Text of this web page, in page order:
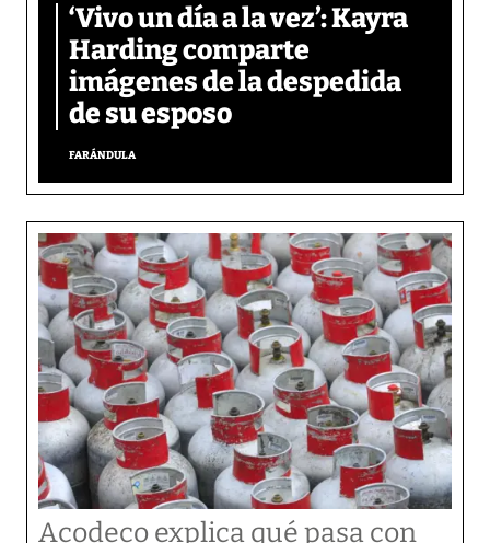
‘Vivo un día a la vez’: Kayra
Harding comparte
imágenes de la despedida
de su esposo
FARÁNDULA
Acodeco explica qué pasa con